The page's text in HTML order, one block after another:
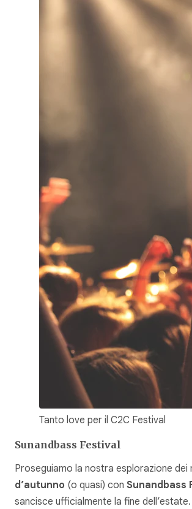
Tanto love per il C2C Festival
Sunandbass Festival
Proseguiamo la nostra esplorazione dei
d’autunno (o quasi) con Sunandbass
sancisce ufficialmente la fine dell’estate.